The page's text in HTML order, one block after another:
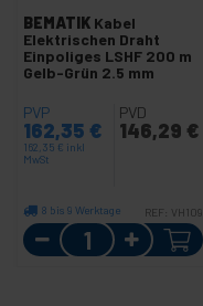
BEMATIK Kabel
Elektrischen Draht
Einpoliges LSHF 200 m
Gelb-Grün 2.5 mm
PVP
162,35 €
162,35 € inkl
MwSt
PVD
146,29 €
8 bis 9 Werktage REF: VH109
Menge